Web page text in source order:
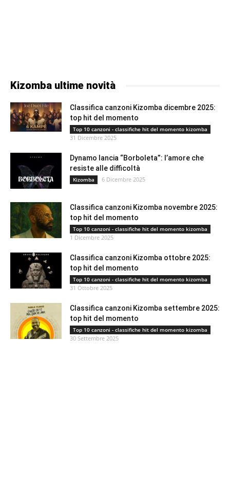
Kizomba ultime novità
Classifica canzoni Kizomba dicembre 2025:
top hit del momento
Top 10 canzoni - classifiche hit del momento kizomba
31 Dicembre 2025
Dynamo lancia “Borboleta”: l’amore che
resiste alle difficoltà
Kizomba 6 Dicembre 2025
Classifica canzoni Kizomba novembre 2025:
top hit del momento
Top 10 canzoni - classifiche hit del momento kizomba
1 Dicembre 2025
Classifica canzoni Kizomba ottobre 2025:
top hit del momento
Top 10 canzoni - classifiche hit del momento kizomba
31 Ottobre 2025
Classifica canzoni Kizomba settembre 2025:
top hit del momento
Top 10 canzoni - classifiche hit del momento kizomba
30 Settembre 2025